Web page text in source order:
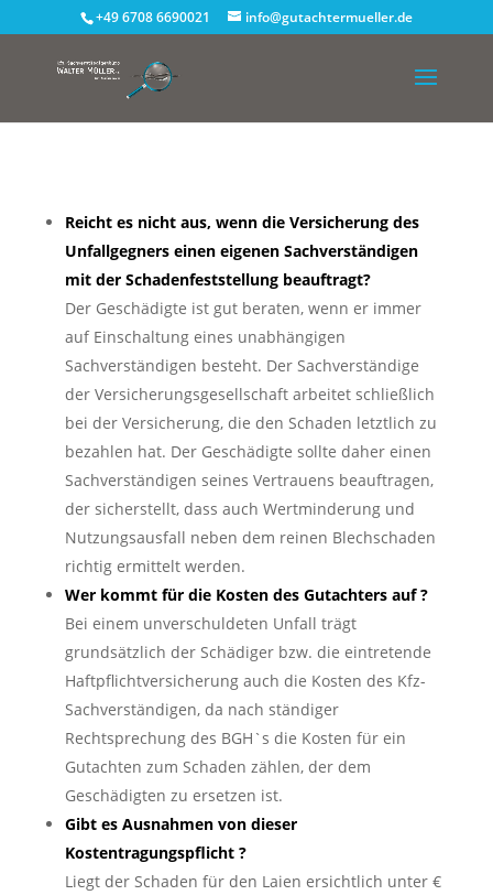
+49 6708 6690021 info@gutachtermueller.de
Reicht es nicht aus, wenn die Versicherung des
Unfallgegners einen eigenen Sachverständigen
mit der Schadenfeststellung beauftragt?
Der Geschädigte ist gut beraten, wenn er immer
auf Einschaltung eines unabhängigen
Sachverständigen besteht. Der Sachverständige
der Versicherungsgesellschaft arbeitet schließlich
bei der Versicherung, die den Schaden letztlich zu
bezahlen hat. Der Geschädigte sollte daher einen
Sachverständigen seines Vertrauens beauftragen,
der sicherstellt, dass auch Wertminderung und
Nutzungsausfall neben dem reinen Blechschaden
richtig ermittelt werden.
Wer kommt für die Kosten des Gutachters auf ?
Bei einem unverschuldeten Unfall trägt
grundsätzlich der Schädiger bzw. die eintretende
Haftpflichtversicherung auch die Kosten des Kfz-
Sachverständigen, da nach ständiger
Rechtsprechung des BGH`s die Kosten für ein
Gutachten zum Schaden zählen, der dem
Geschädigten zu ersetzen ist.
Gibt es Ausnahmen von dieser
Kostentragungspflicht ?
Liegt der Schaden für den Laien ersichtlich unter €